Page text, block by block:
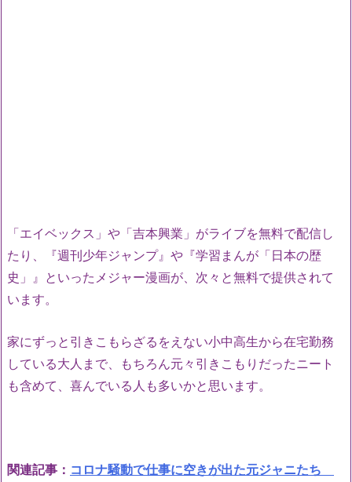
「エイベックス」や「吉本興業」がライブを無料で配信し
たり、『週刊少年ジャンプ』や『学習まんが「日本の歴
史」』といったメジャー漫画が、次々と無料で提供されて
います。
家にずっと引きこもらざるをえない小中高生から在宅勤務
している大人まで、もちろん元々引きこもりだったニート
も含めて、喜んでいる人も多いかと思います。
関連記事： コロナ騒動で仕事に空きが出た元ジャニたち